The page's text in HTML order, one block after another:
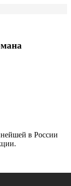
в России